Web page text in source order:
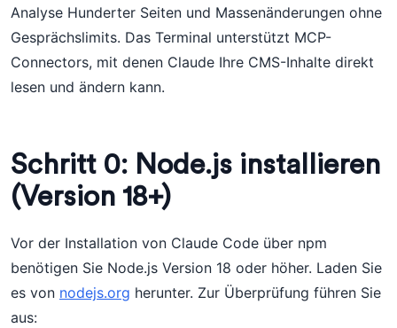
Analyse Hunderter Seiten und Massenänderungen ohne
Gesprächslimits. Das Terminal unterstützt MCP-
Connectors, mit denen Claude Ihre CMS-Inhalte direkt
lesen und ändern kann.
Schritt 0: Node.js installieren
(Version 18+)
Vor der Installation von Claude Code über npm
benötigen Sie Node.js Version 18 oder höher. Laden Sie
es von nodejs.org herunter. Zur Überprüfung führen Sie
aus: